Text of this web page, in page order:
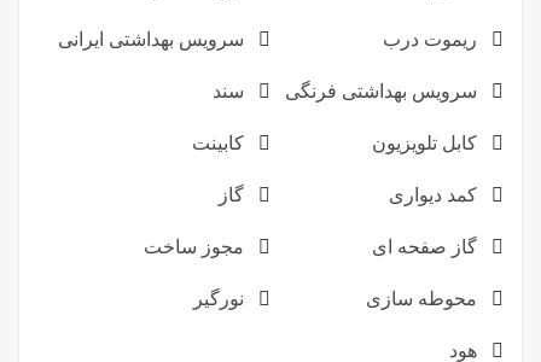
ریموت درب سرویس بهداشتی ایرانی
سرویس بهداشتی فرنگی سند
کابل تلویزیون کابینت
کمد دیواری گاز
گاز صفحه ای مجوز ساخت
محوطه سازی نورگیر
هود